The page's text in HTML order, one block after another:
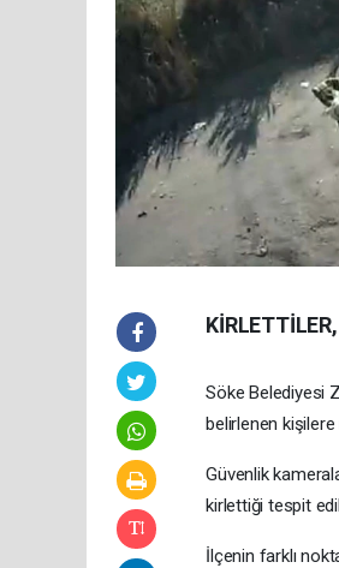
Söke Belediyesi
belirlenen
Güvenlik
kirlettiği tespit
İlçenin farklı